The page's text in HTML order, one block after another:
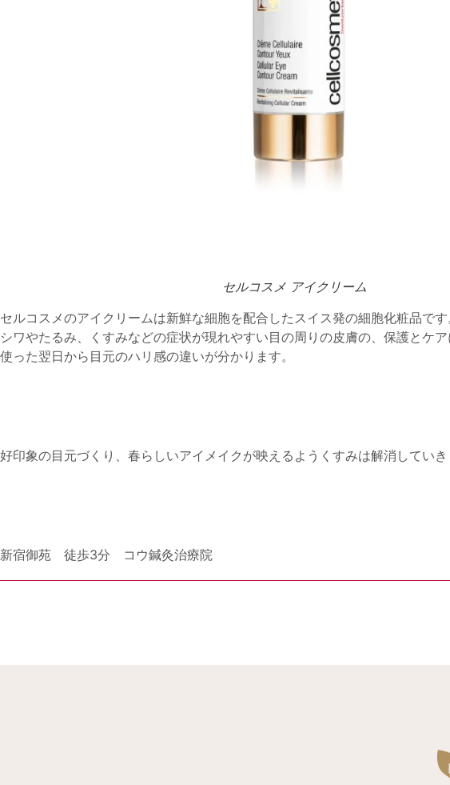
セルコスメ アイクリーム
セルコスメのアイクリームは新鮮な細胞を配合したスイス発の細胞化粧品です
シワやたるみ、くすみなどの症状が現れやすい目の周りの皮膚の、保護とケア
使った翌日から目元のハリ感の違いが分かります。
好印象の目元づくり、春らしいアイメイクが映えるようくすみは解消してい
新宿御苑 徒歩3分 コウ鍼灸治療院